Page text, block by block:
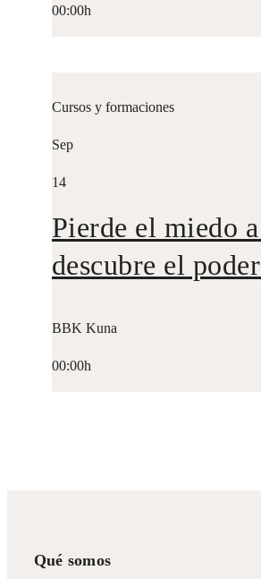
00:00h
Cursos y formaciones
Sep
14
Pierde el miedo
descubre el
BBK Kuna
00:00h
Qué somos